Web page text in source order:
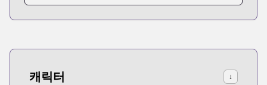
캐릭터 ↓